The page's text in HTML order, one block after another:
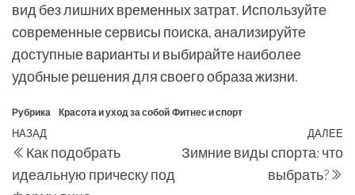
вид без лишних временных затрат. Используйте
современные сервисы поиска, анализируйте
доступные варианты и выбирайте наиболее
удобные решения для своего образа жизни.
Рубрика Красота и уход за собой Фитнес и спорт
Навигация
по
Предыдущая
запись
НАЗАД
Как подобрать
идеальную прическу под
ДАЛЕЕ
Зимние виды спорта: что
выбрать?